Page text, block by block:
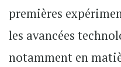
premières
les avancées
notamment en